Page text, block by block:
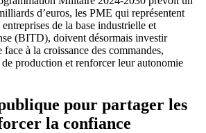
d’euros, les PME qui représentent
de la base industrielle et
(BITD), doivent désormais investir
à la croissance des commandes,
production et renforcer leur autonomie
pour partager les
la confiance